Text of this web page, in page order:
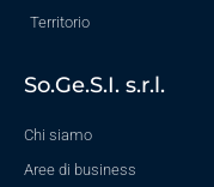
Territorio
So.Ge.S.I. s.r.l.
Chi siamo
Aree di business